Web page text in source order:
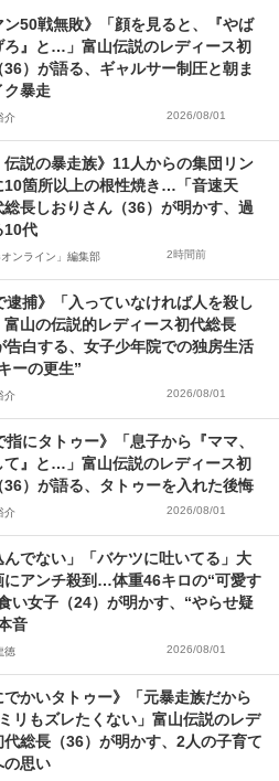
ン50戦無敗》「顔を見ると、『やば
ろ』と…」富山伝説のレディース初
36）が語る、ギャルサー制圧と朝ま
ク暴走
介 2026/08/01
伝説の暴走族》11人からの集団リン
10箇所以上の根性焼き…「音速天
総長しおりさん（36）が明かす、過
10代
オンライン」編集部 2時間前
逮捕》「入っていなければ人を殺し
富山の伝説的レディース初代総長
告白する、女子少年院での独房生活
ーの更生”
介 2026/08/01
指にタトゥー》「息子から『ママ、
て』と…」富山伝説のレディース初
36）が語る、タトゥーを入れた後悔
介 2026/08/01
んでない」「バケツに吐いてる」大
にアンチ殺到…体重46キロの“可愛す
い女子（24）が明かす、“やらせ疑
音
徳 2026/08/01
でかいタトゥー》「元暴走族だから
リもズレたくない」富山伝説のレデ
代総長（36）が明かす、2人の子育て
の思い